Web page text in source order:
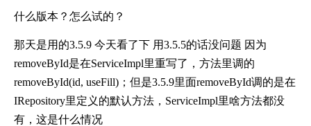
什么版本？怎么试的？
那天是用的3.5.9 今天看了下 用3.5.5的话没问题 因为
removeById是在ServiceImpl里重写了，方法里调的
removeById(id, useFill)；但是3.5.9里面removeById调的是在
IRepository里定义的默认方法，ServiceImpl里啥方法都没
有，这是什么情况